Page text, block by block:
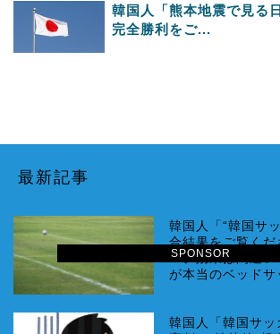
SPONSOR
韓国人「熊本地震で見る
完全勝利をご...
最新記事
韓国人「“韓国サ
合結果をご覧く
ージ効果は間違
が本当のベッドサ
韓国人「韓国サッ